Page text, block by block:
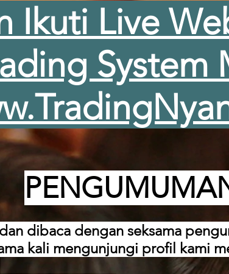
Ikuti Live
System
dibaca dengan seksama
kali mengunjungi profil kami